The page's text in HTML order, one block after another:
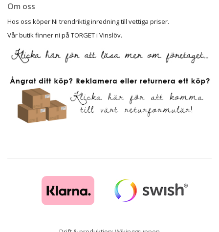
Om oss
Hos oss köper Ni trendriktig inredning till vettiga priser.
Vår butik finner ni på TORGET i Vinslöv.